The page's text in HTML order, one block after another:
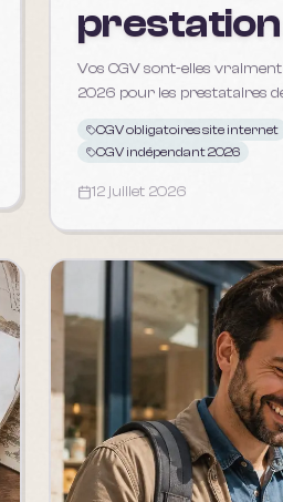
prestation
Vos CGV sont-elles
2026 pour les prestataires
CGV obligatoires site internet
CGV indépendant 2026
12 juillet 2026